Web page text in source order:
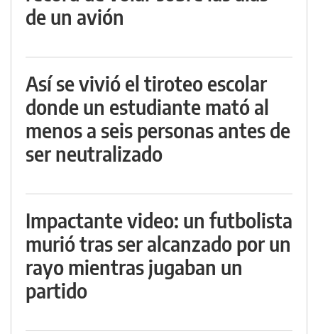
de un avión
Así se vivió el tiroteo escolar
donde un estudiante mató al
menos a seis personas antes de
ser neutralizado
Impactante video: un futbolista
murió tras ser alcanzado por un
rayo mientras jugaban un
partido